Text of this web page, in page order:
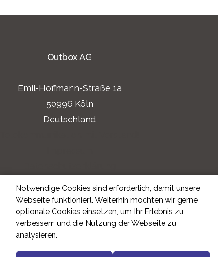
Notwendige Cookies sind erforderlich, damit unsere
Webseite funktioniert. Weiterhin möchten wir gerne
optionale Cookies einsetzen, um Ihr Erlebnis zu
verbessern und die Nutzung der Webseite zu
analysieren.
Outbox AG
Emil-Hoffmann-Straße 1a
50996 Köln
Deutschland